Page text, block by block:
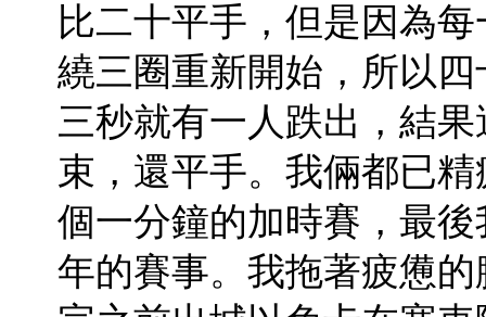
比二十平手，但是因為
繞三圈重新開始，所以
三秒就有一人跌出，結
束，還平手。我倆都已
個一分鐘的加時賽，最
年的賽事。我拖著疲憊